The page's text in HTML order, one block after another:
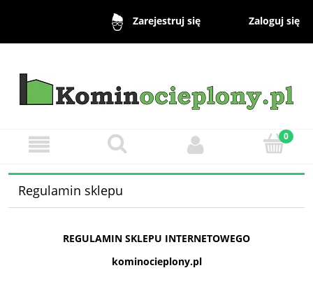
Zarejestruj się Zaloguj się
Regulamin sklepu
REGULAMIN SKLEPU INTERNETOWEGO
kominocieplony.pl